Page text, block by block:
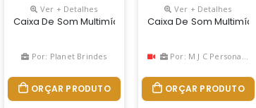
Bluetooth 3.0/edr, Alcance De 10 Metros,
Com Ventosa(pode Ser Removida). Possui Play/
Abs. Acabamento Emborrachado. Com
Ver + Detalhes
Caixa De Som Multimídia Personalizado
Por: Planet Brindes
ORÇAR PRODUTO
Ver + Detalhes
Caixa De Som
Por: M J C Personalizados
ORÇAR PRODUTO